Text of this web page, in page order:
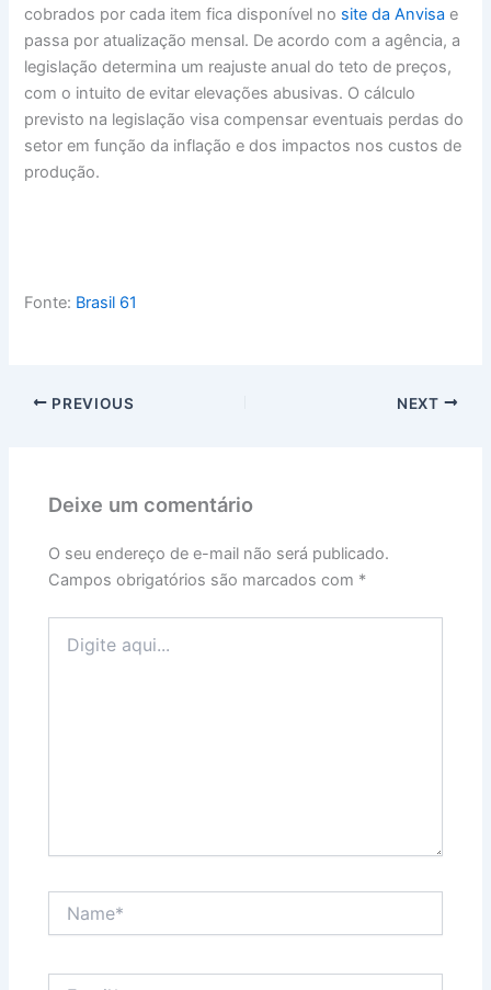
cobrados por cada item fica disponível no site da Anvisa e
passa por atualização mensal. De acordo com a agência, a
legislação determina um reajuste anual do teto de preços,
com o intuito de evitar elevações abusivas. O cálculo
previsto na legislação visa compensar eventuais perdas do
setor em função da inflação e dos impactos nos custos de
produção.
Fonte: Brasil 61
PREVIOUS NEXT
Deixe um comentário
O seu endereço de e-mail não será publicado.
Campos obrigatórios são marcados com *
aqui...